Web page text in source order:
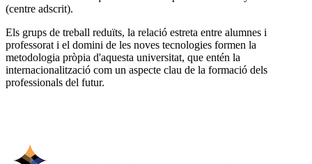
(centre adscrit).
Els grups de treball reduïts, la relació estreta entre alumnes i
professorat i el domini de les noves tecnologies formen la
metodologia pròpia d'aquesta universitat, que entén la
internacionalització com un aspecte clau de la formació dels
professionals del futur.